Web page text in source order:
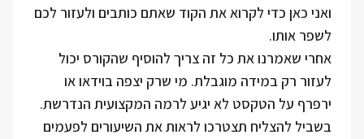
ואני כאן כדי לקרוא את הקוד שאתם כותבים ולעזור לכם
לשפר אותו.
אחרי שאמרנו את כל זה צריך להוסיף שהקורס יכול
לעזור רק במידה מוגבלת. מי שרק יצפה בוידאו או
ירפרף על הטקסט לא יגיע לרמה המקצועית הנדרשת.
בשביל להצליח תצטרכו לראות את השיעורים לפעמים